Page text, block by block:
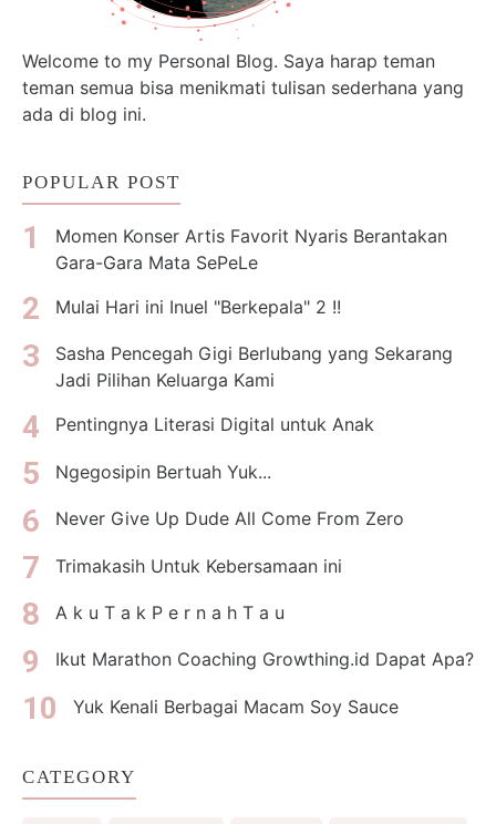
Welcome to my Personal Blog. Saya harap teman
teman semua bisa menikmati tulisan sederhana yang
ada di blog ini.
POPULAR POST
Momen Konser Artis Favorit Nyaris Berantakan
Gara-Gara Mata SePeLe
Mulai Hari ini Inuel "Berkepala" 2 !!
Sasha Pencegah Gigi Berlubang yang Sekarang
Jadi Pilihan Keluarga Kami
Pentingnya Literasi Digital untuk Anak
Ngegosipin Bertuah Yuk...
Never Give Up Dude All Come From Zero
Trimakasih Untuk Kebersamaan ini
A k u T a k P e r n a h T a u
Ikut Marathon Coaching Growthing.id Dapat Apa?
Yuk Kenali Berbagai Macam Soy Sauce
CATEGORY